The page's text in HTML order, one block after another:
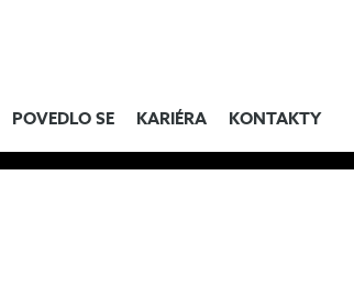
POVEDLO SE KARIÉRA KONTAKTY